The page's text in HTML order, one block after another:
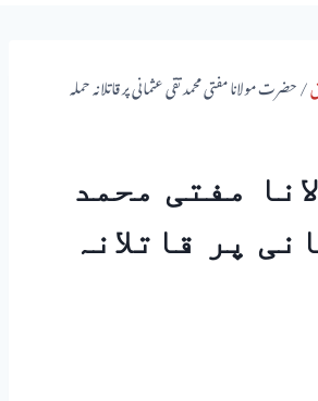
/حضرت مولانا مفتی محمد تقی عثمانی پر قاتلانہ حملہ
مفتی محمد
پر قاتلانہ